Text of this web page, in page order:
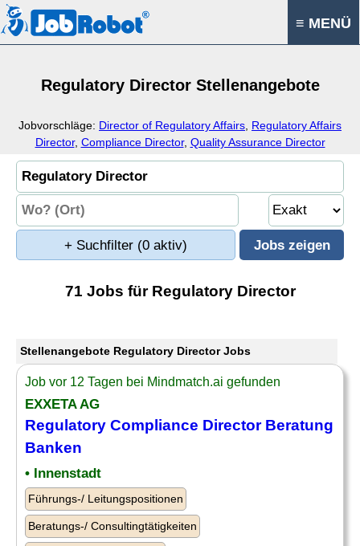
≡ MENÜ
Regulatory Director Stellenangebote
Jobvorschläge: Director of Regulatory Affairs Regulatory Affairs
Director, Compliance Director, Quality Assurance Director
+ Suchfilter (0 aktiv)
71 Jobs für Regulatory Director
Stellenangebote Regulatory Director Jobs
Job vor 12 Tagen bei Mindmatch.ai gefunden
EXXETA AG
Regulatory Compliance DirectorBeratung
Banken
• Innenstadt
Führungs-/ Leitungspositionen
Beratungs-/ Consultingtätigkeiten